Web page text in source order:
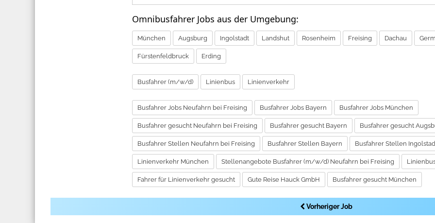
Omnibusfahrer Jobs aus der Umgebung:
München Augsburg Ingolstadt Landshut Rosenheim Freising Dachau
Fürstenfeldbruck Erding
Busfahrer (m/w/d) Linienbus Linienverkehr
Busfahrer Jobs Neufahrn bei Freising Busfahrer Jobs Bayern Busfahrer Jobs München
Busfahrer gesucht Neufahrn bei Freising Busfahrer gesucht Bayern Busfahrer gesucht
Busfahrer Stellen Neufahrn bei Freising Busfahrer Stellen Bayern Busfahrer Stellen
Linienverkehr München Stellenangebote Busfahrer (m/w/d) Neufahrn bei Freising
Fahrer für Linienverkehr gesucht Gute Reise Hauck GmbH Busfahrer gesucht München
Vorheriger Job